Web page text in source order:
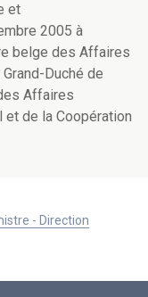
et
2005 à
belge des Affaires
Duché de
Affaires
et de la Coopération
- Direction